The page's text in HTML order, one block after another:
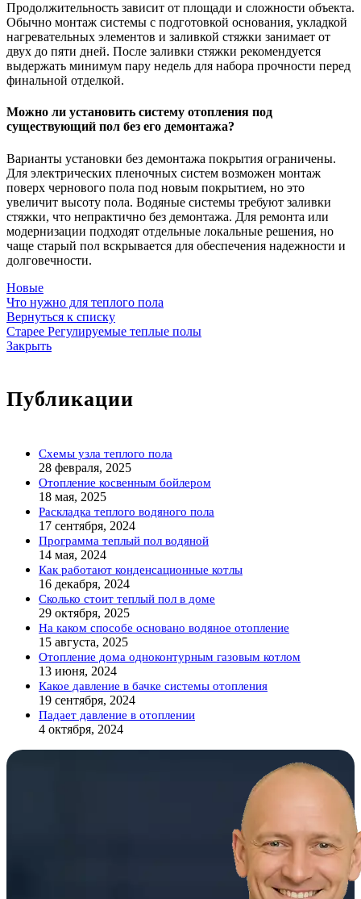
Продолжительность зависит от площади и сложности объекта.
Обычно монтаж системы с подготовкой основания, укладкой
нагревательных элементов и заливкой стяжки занимает от
двух до пяти дней. После заливки стяжки рекомендуется
выдержать минимум пару недель для набора прочности перед
финальной отделкой.
Можно ли установить систему отопления под
существующий пол без его демонтажа?
Варианты установки без демонтажа покрытия ограничены.
Для электрических пленочных систем возможен монтаж
поверх чернового пола под новым покрытием, но это
увеличит высоту пола. Водяные системы требуют заливки
стяжки, что непрактично без демонтажа. Для ремонта или
модернизации подходят отдельные локальные решения, но
чаще старый пол вскрывается для обеспечения надежности и
долговечности.
Новые
Что нужно для теплого пола
Вернуться к списку
Старее Регулируемые теплые полы
Закрыть
Публикации
Схемы узла теплого пола
28 февраля, 2025
Отопление косвенным бойлером
18 мая, 2025
Раскладка теплого водяного пола
17 сентября, 2024
Программа теплый пол водяной
14 мая, 2024
Как работают конденсационные котлы
16 декабря, 2024
Сколько стоит теплый пол в доме
29 октября, 2025
На каком способе основано водяное отопление
15 августа, 2025
Отопление дома одноконтурным газовым котлом
13 июня, 2024
Какое давление в бачке системы отопления
19 сентября, 2024
Падает давление в отоплении
4 октября, 2024